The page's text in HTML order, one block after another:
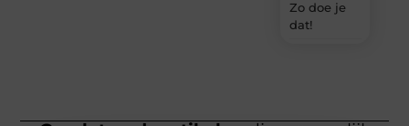
Zo doe je
dat!